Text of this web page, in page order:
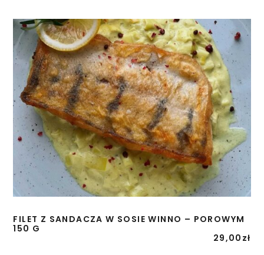
FILET Z SANDACZA W SOSIE WINNO – POROWYM
150 G
29,00 zł